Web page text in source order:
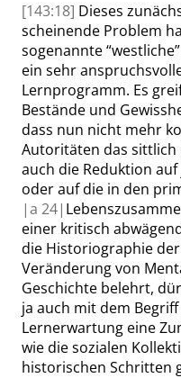
[143:18] Dieses
scheinende Problem
sogenannte“westliche”
ein sehr
Lernprogramm. Es
Bestände und
dass nun nicht mehr
Autoritäten das sittlich
auch die Reduktion
oder auf die in den
|a 24|
einer kritisch
die Historiographie
Veränderung von
Geschichte belehrt,
ja auch mit dem
Lernerwartung eine
wie die sozialen
historischen Schritten